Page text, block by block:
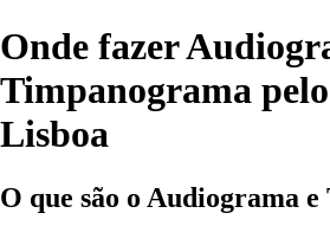
Onde fazer
Timpanograma
Lisboa
O que são o Audiograma